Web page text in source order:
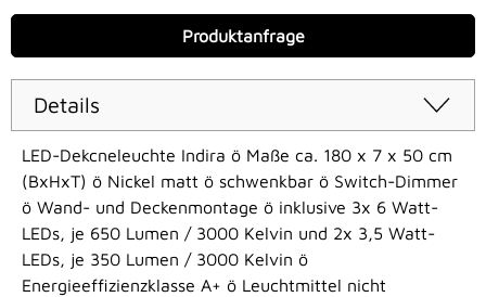
Produktanfrage
Details
LED-Dekcneleuchte Indira ö Maße ca. 180 x 7 x 50 cm
(BxHxT) ö Nickel matt ö schwenkbar ö Switch-Dimmer
ö Wand- und Deckenmontage ö inklusive 3x 6 Watt-
LEDs, je 650 Lumen / 3000 Kelvin und 2x 3,5 Watt-
LEDs, je 350 Lumen / 3000 Kelvin ö
Energieeffizienzklasse A+ ö Leuchtmittel nicht